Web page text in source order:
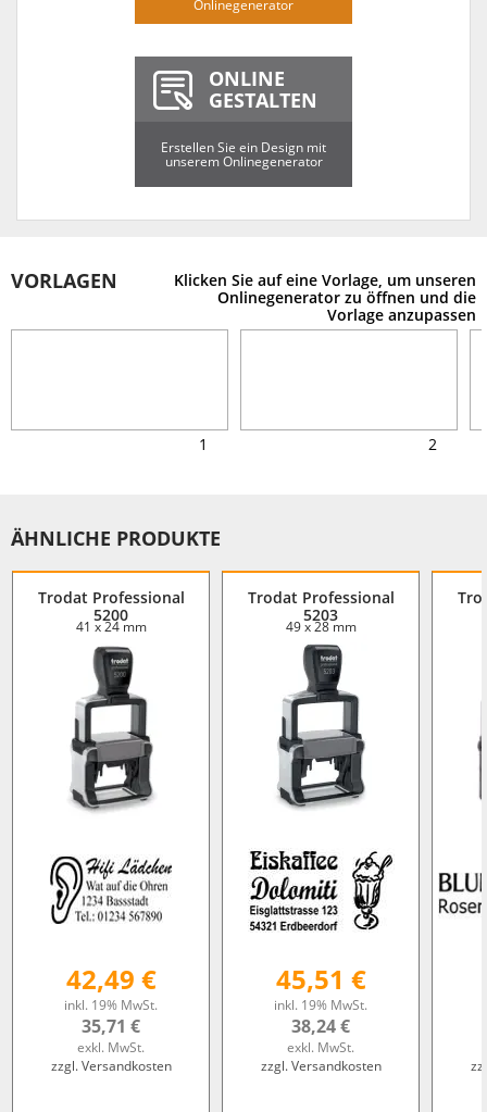
Onlinegenerator
ONLINE
GESTALTEN
Erstellen Sie ein Design mit
unserem Onlinegenerator
VORLAGEN
Klicken Sie auf eine Vorlage, um unseren
Onlinegenerator zu öffnen und die
Vorlage anzupassen
1 2
ÄHNLICHE PRODUKTE
Trodat Professional
5200
41 x 24 mm
42,49 €
inkl. 19% MwSt.
35,71 €
exkl. MwSt.
zzgl. Versandkosten
Trodat Professional
5203
49 x 28 mm
45,51 €
inkl. 19% MwSt.
38,24 €
exkl. MwSt.
zzgl. Versandkosten